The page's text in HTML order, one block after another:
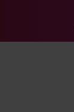
startsida